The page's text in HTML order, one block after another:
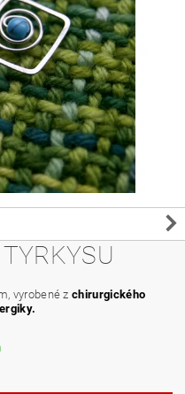
vyrobené z chirurgického